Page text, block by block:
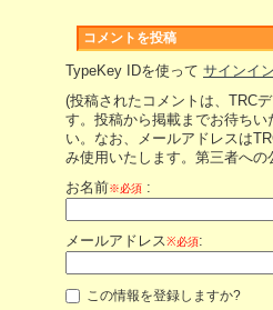
コメントを投稿
TypeKey IDを使って サインイ
(投稿されたコメントは、TRC
す。投稿から掲載までお待ち
い。なお、メールアドレスは
み使用いたします。第三者へ
お名前※必須 :
メールアドレス※必須:
この情報を登録しますか?